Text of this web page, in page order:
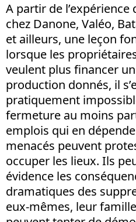
A partir de
chez Danone, Valéo,
et ailleurs, une leçon
lorsque les
veulent plus financer
production donnés, il
pratiquement
fermeture au moins
emplois qui en
menacés peuvent
occuper les lieux. Ils
évidence les
dramatiques des
eux-mêmes, leur